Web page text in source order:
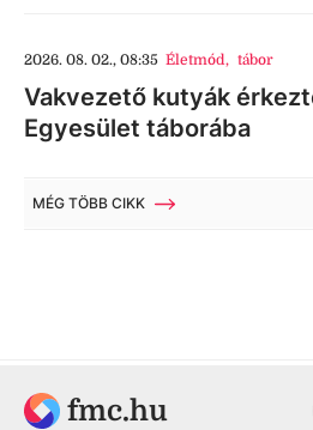
2026. 08. 02., 08:35 Életmód, tábor
Vakvezető kutyák
Egyesület táborába
MÉG TÖBB CIKK
fmc.hu